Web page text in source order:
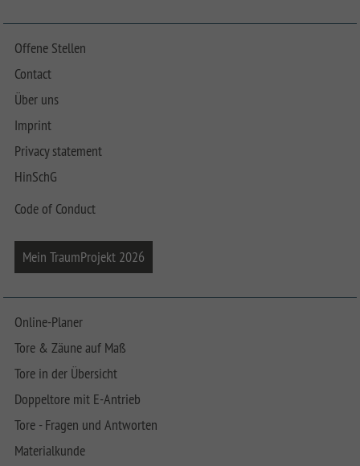
Offene Stellen
Contact
Über uns
Imprint
Privacy statement
HinSchG
Code of Conduct
Mein TraumProjekt 2026
Online-Planer
Tore & Zäune auf Maß
Tore in der Übersicht
Doppeltore mit E-Antrieb
Tore - Fragen und Antworten
Materialkunde